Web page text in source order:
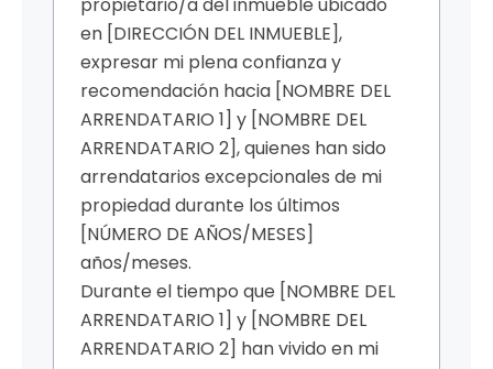
en [DIRECCIÓN DEL INMUEBLE],
expresar mi plena confianza y
recomendación hacia [NOMBRE DEL
ARRENDATARIO 1] y [NOMBRE DEL
ARRENDATARIO 2], quienes han sido
arrendatarios excepcionales de mi
propiedad durante los últimos
[NÚMERO DE AÑOS/MESES]
años/meses.
Durante el tiempo que [NOMBRE DEL
ARRENDATARIO 1] y [NOMBRE DEL
ARRENDATARIO 2] han vivido en mi